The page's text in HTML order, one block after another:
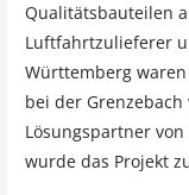
Qualitätsbauteilen
Luftfahrtzulieferer
Württemberg
bei der
Lösungspartner
wurde das Projekt